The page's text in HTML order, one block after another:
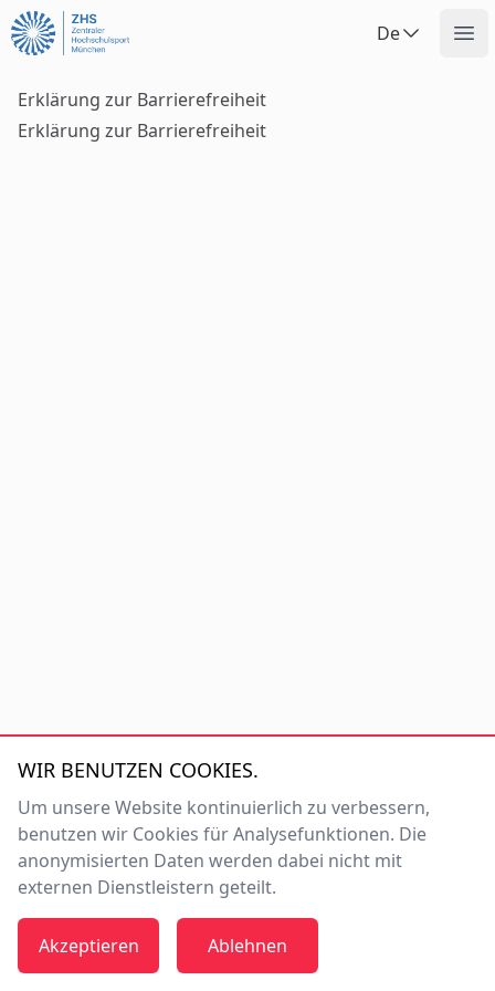
Uninow De
Erklärung zur Barrierefreiheit
Erklärung zur Barrierefreiheit
Impressum
Erklärung zur Barrierefreiheit
FAQ
Anmelde- und Teilnahmebedingungen
Cookie-Einstellungen verwalten
Made with in Magdeburg by
WIR BENUTZEN COOKIES.
Um unsere Website kontinuierlich zu verbessern,
benutzen wir Cookies für Analysefunktionen. Die
anonymisierten Daten werden dabei nicht mit
externen Dienstleistern geteilt.
Akzeptieren Ablehnen